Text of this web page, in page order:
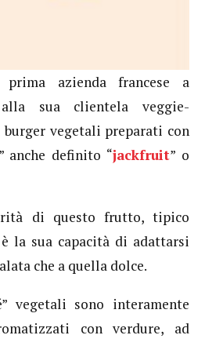
azienda francese a
sua clientela veggie-
burger vegetali preparati con
anche definito “jackfruit” o
di questo frutto, tipico
la sua capacità di adattarsi
che a quella dolce.
vegetali sono interamente
con verdure, ad